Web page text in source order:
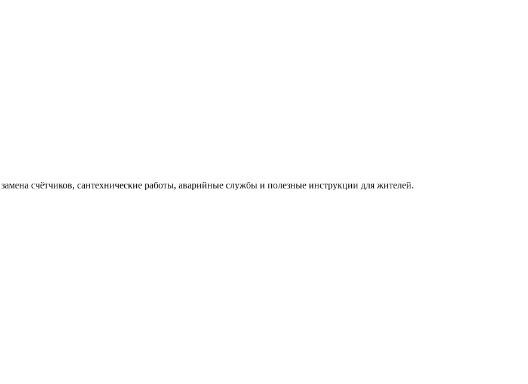
счётчиков, сантехнические работы, аварийные службы и полезные инструкции для жителей.